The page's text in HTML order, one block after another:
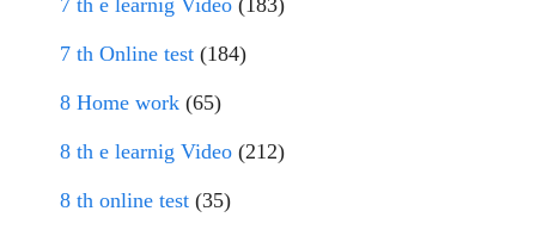
7 th e learnig Video (183)
7 th Online test (184)
8 Home work (65)
8 th e learnig Video (212)
8 th online test (35)